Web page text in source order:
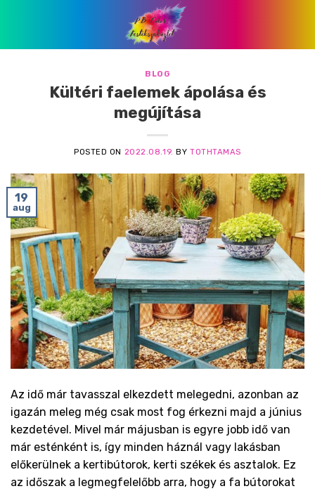
BLOG
Kültéri faelemek ápolása és
megújítása
POSTED ON 2022.08.19. BY TOTHTAMAS
19
aug
Az idő már tavasszal elkezdett melegedni, azonban az
igazán meleg még csak most fog érkezni majd a június
kezdetével. Mivel már májusban is egyre jobb idő van
már esténként is, így minden háznál vagy lakásban
előkerülnek a kertibútorok, kerti székek és asztalok. Ez
az időszak a legmegfelelőbb arra, hogy a fa bútorokat